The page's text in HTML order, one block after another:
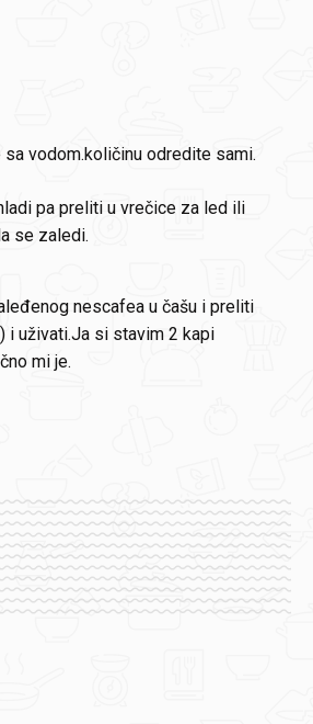
vodom.količinu odredite sami.
pa preliti u vrečice za led ili
se zaledi.
nescafea u čašu i preliti
i uživati.Ja si stavim 2 kapi
mi je.